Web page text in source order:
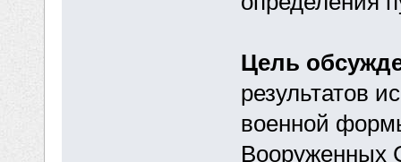
Цель
результатов
военной
Вооруженных